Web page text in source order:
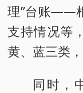
理”台账——
支持情况等
黄、蓝三类
同时，